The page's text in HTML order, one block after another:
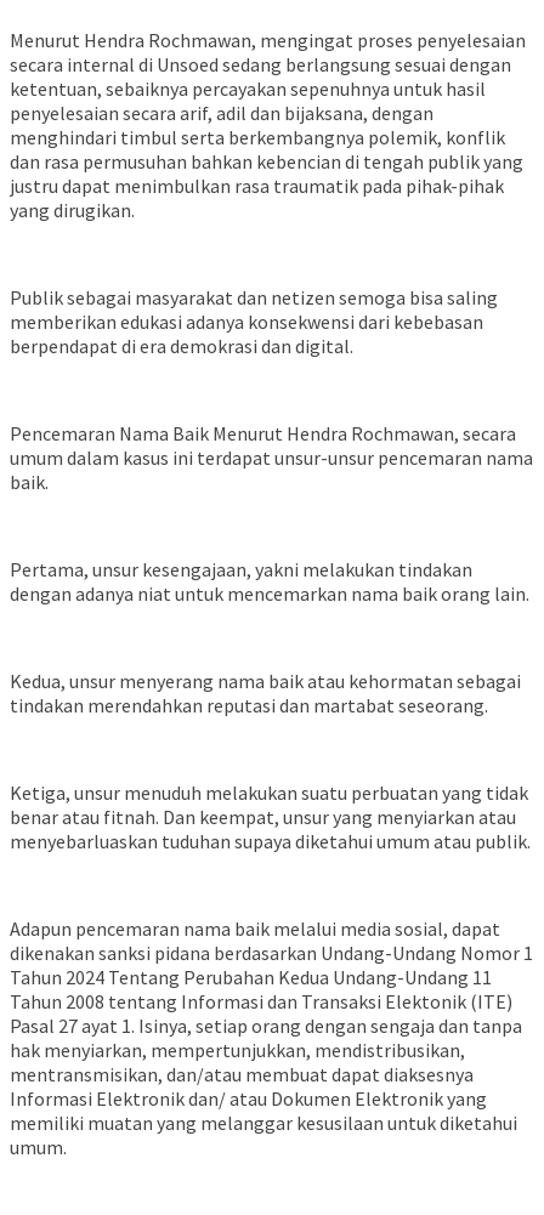
Menurut Hendra Rochmawan, mengingat proses penyelesaian
secara internal di Unsoed sedang berlangsung sesuai dengan
ketentuan, sebaiknya percayakan sepenuhnya untuk hasil
penyelesaian secara arif, adil dan bijaksana, dengan
menghindari timbul serta berkembangnya polemik, konflik
dan rasa permusuhan bahkan kebencian di tengah publik yang
justru dapat menimbulkan rasa traumatik pada pihak-pihak
yang dirugikan.
Publik sebagai masyarakat dan netizen semoga bisa saling
memberikan edukasi adanya konsekwensi dari kebebasan
berpendapat di era demokrasi dan digital.
Pencemaran Nama Baik Menurut Hendra Rochmawan, secara
umum dalam kasus ini terdapat unsur-unsur pencemaran nama
baik.
Pertama, unsur kesengajaan, yakni melakukan tindakan
dengan adanya niat untuk mencemarkan nama baik orang lain.
Kedua, unsur menyerang nama baik atau kehormatan sebagai
tindakan merendahkan reputasi dan martabat seseorang.
Ketiga, unsur menuduh melakukan suatu perbuatan yang tidak
benar atau fitnah. Dan keempat, unsur yang menyiarkan atau
menyebarluaskan tuduhan supaya diketahui umum atau publik.
Adapun pencemaran nama baik melalui media sosial, dapat
dikenakan sanksi pidana berdasarkan Undang-Undang Nomor 1
Tahun 2024 Tentang Perubahan Kedua Undang-Undang 11
Tahun 2008 tentang Informasi dan Transaksi Elektonik (ITE)
Pasal 27 ayat 1. Isinya, setiap orang dengan sengaja dan tanpa
hak menyiarkan, mempertunjukkan, mendistribusikan,
mentransmisikan, dan/atau membuat dapat diaksesnya
Informasi Elektronik dan/ atau Dokumen Elektronik yang
memiliki muatan yang melanggar kesusilaan untuk diketahui
umum.